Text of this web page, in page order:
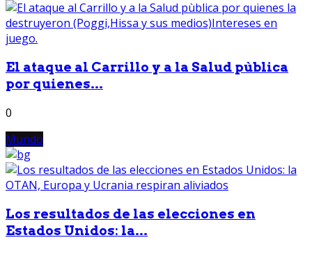
El ataque al Carrillo y a la Salud pùblica
por quienes...
0
Mundo
Los resultados de las elecciones en
Estados Unidos: la...